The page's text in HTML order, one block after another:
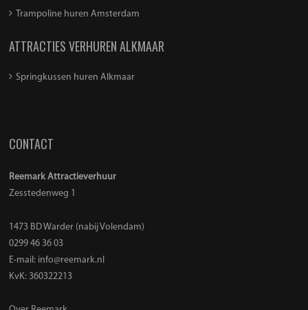
Trampoline huren Amsterdam
ATTRACTIES VERHUREN ALKMAAR
Springkussen huren Alkmaar
CONTACT
Reemark Attractieverhuur
Zesstedenweg 1
1473 BD Warder (nabij Volendam)
0299 46 36 03
E-mail: info@reemark.nl
KvK: 360322213